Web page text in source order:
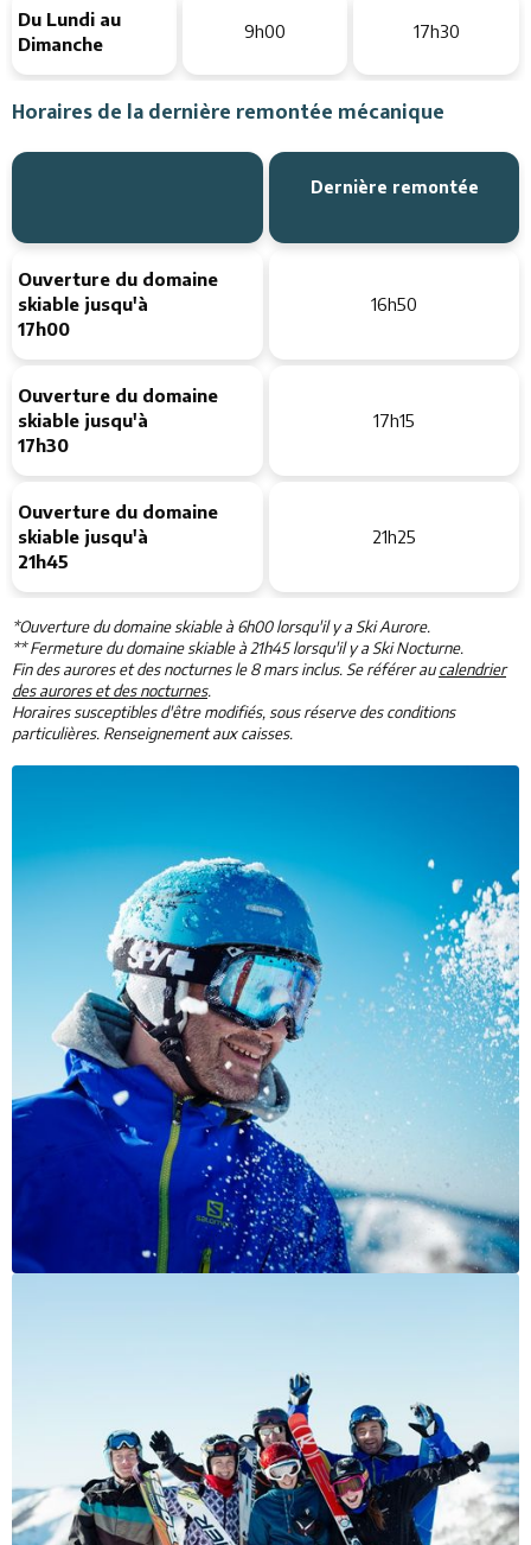
Du Lundi au
Dimanche
9h00 17h30
Horaires de la dernière remontée mécanique
Dernière remontée
Ouverture du domaine
skiable jusqu'à
17h00
16h50
Ouverture du domaine
skiable jusqu'à
17h30
17h15
Ouverture du domaine
skiable jusqu'à
21h45
21h25
*Ouverture du domaine skiable à 6h00 lorsqu'il y a Ski Aurore.
** Fermeture du domaine skiable à 21h45 lorsqu'il y a Ski Nocturne.
Fin des aurores et des nocturnes le 8 mars inclus. Se référer aucalendrier
des aurores et des nocturnes.
Horaires susceptibles d'être modifiés, sous réserve des conditions
particulières. Renseignement aux caisses.